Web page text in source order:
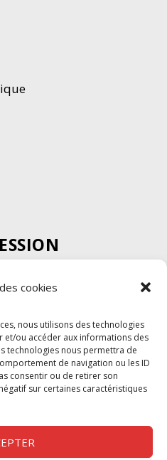
cookies
nous utilisons des technologies
et/ou accéder aux informations des
technologies nous permettra de
de navigation ou les ID
consentir ou de retirer son
sur certaines caractéristiques